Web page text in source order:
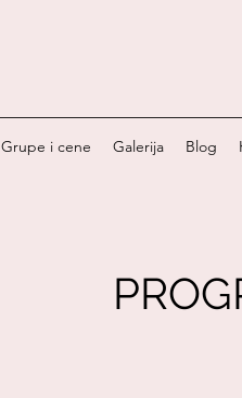
Grupe i cene Galerija Blog